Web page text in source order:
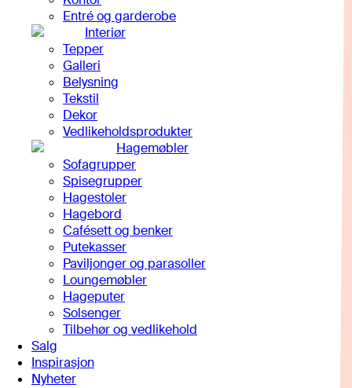
Entré og garderobe
Interiør
Tepper
Galleri
Belysning
Tekstil
Dekor
Vedlikeholdsprodukter
Hagemøbler
Sofagrupper
Spisegrupper
Hagestoler
Hagebord
Cafésett og benker
Putekasser
Paviljonger og parasoller
Loungemøbler
Hageputer
Solsenger
Tilbehør og vedlikehold
Salg
Inspirasjon
Nyheter